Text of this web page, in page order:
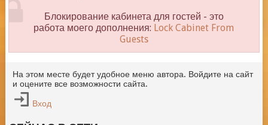
Блокирование кабинета для гостей - это
работа моего дополнения: Lock Cabinet From
Guests
На этом месте будет удобное меню автора. Войдите на сайт
и оцените все возможности сайта.
Вход